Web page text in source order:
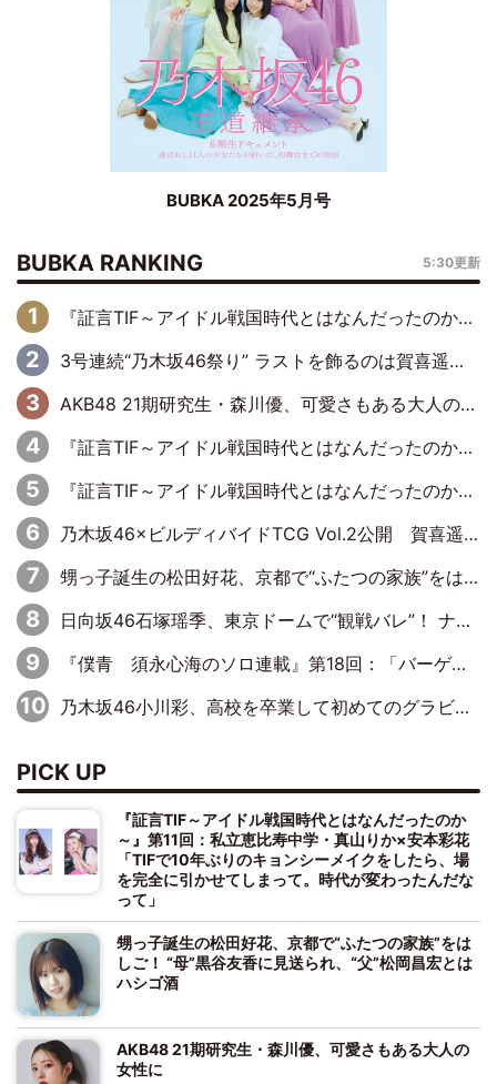
BUBKA 2025年5月号
BUBKA RANKING 5:30更新
『証言TIF～アイドル戦国時代とはなんだったのか～』第6回：でんぱ組.inc・古川未鈴×相沢梨紗「『ハロプロやりたかったな』って言ったら、夢眠ねむさんに『てめえはでんぱ組．incなんだよ！』って肩パンされて(笑)」
3号連続“乃木坂46祭り” ラストを飾るのは賀喜遥香…5年ぶりの登場に「5年分大人になった私を見ていただけたら」
AKB48 21期研究生・森川優、可愛さもある大人の女性に
『証言TIF～アイドル戦国時代とはなんだったのか～』第11回：私立恵比寿中学・真山りか×安本彩花「TIFで10年ぶりのキョンシーメイクをしたら、場を完全に引かせてしまって。時代が変わったんだなって」
『証言TIF～アイドル戦国時代とはなんだったのか～』第10回：さくら学院・武藤彩未×飯田らうら「正直、中3で辞めるというのを信じてなくて。そう言われてはいたけど、嘘でしょって」
乃木坂46×ビルディバイドTCG Vol.2公開 賀喜遥香＆田村真佑が『京まふ』ステージに登壇
甥っ子誕生の松田好花、京都で“ふたつの家族”をはしご！ “母”黒谷友香に見送られ、“父”松岡昌宏とはハシゴ酒
日向坂46石塚瑶季、東京ドームで“観戦バレ”！ ナイツ・塙も認めた「巨人に詳しすぎるアイドル」は元VENUSスクール生で杉内コーチ推し⁉
『僕青 須永心海のソロ連載』第18回：「バーゲンセールハンターみうな inしまむら」編
乃木坂46小川彩、高校を卒業して初めてのグラビア「大人になった感じがしました(笑)」
PICK UP
『証言TIF～アイドル戦国時代とはなんだったのか
～』第11回：私立恵比寿中学・真山りか×安本彩花
「TIFで10年ぶりのキョンシーメイクをしたら、場
を完全に引かせてしまって。時代が変わったんだな
って」
甥っ子誕生の松田好花、京都で“ふたつの家族”をは
しご！ “母”黒谷友香に見送られ、“父”松岡昌宏とは
ハシゴ酒
AKB48 21期研究生・森川優、可愛さもある大人の
女性に